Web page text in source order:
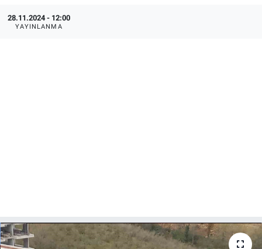
28.11.2024 - 12:00
YAYINLANMA